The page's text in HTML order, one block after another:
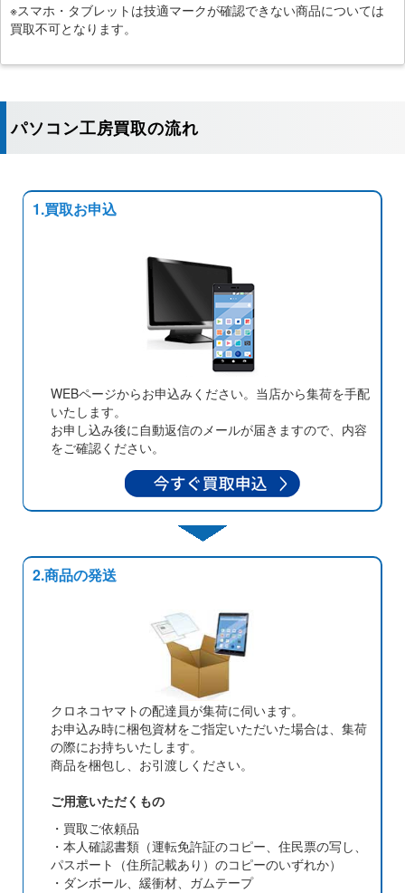
※スマホ・タブレットは技適マークが確認できない商品については
買取不可となります。
パソコン工房買取の流れ
1.買取お申込
WEBページからお申込みください。当店から集荷を手配
いたします。
お申し込み後に自動返信のメールが届きますので、内容
をご確認ください。
2.商品の発送
クロネコヤマトの配達員が集荷に伺います。
お申込み時に梱包資材をご指定いただいた場合は、集荷
の際にお持ちいたします。
商品を梱包し、お引渡しください。
ご用意いただくもの
・買取ご依頼品
・本人確認書類（運転免許証のコピー、住民票の写し、
パスポート（住所記載あり）のコピーのいずれか）
・ダンボール、緩衝材、ガムテープ